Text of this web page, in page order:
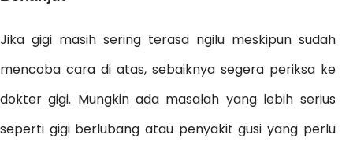
Jika gigi masih sering terasa ngilu meskipun sudah
mencoba cara di atas, sebaiknya segera periksa ke
dokter gigi. Mungkin ada masalah yang lebih serius
seperti gigi berlubang atau penyakit gusi yang perlu